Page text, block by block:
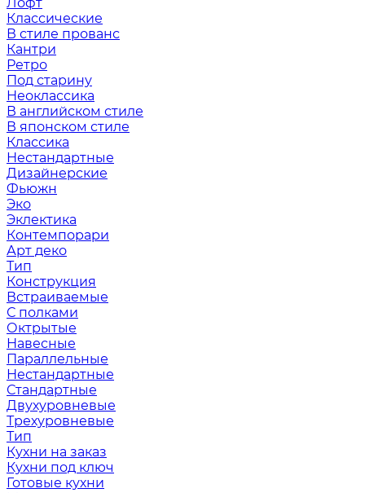
Классические
В стиле прованс
Кантри
Ретро
Под старину
Неоклассика
В английском стиле
В японском стиле
Классика
Нестандартные
Дизайнерские
Фьюжн
Эко
Эклектика
Контемпорари
Арт деко
Тип
Конструкция
Встраиваемые
С полками
Октрытые
Навесные
Параллельные
Нестандартные
Стандартные
Двухуровневые
Трехуровневые
Тип
Кухни на заказ
Кухни под ключ
Готовые кухни